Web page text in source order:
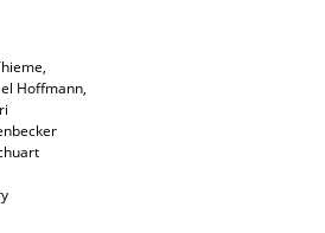
Hoffmann,